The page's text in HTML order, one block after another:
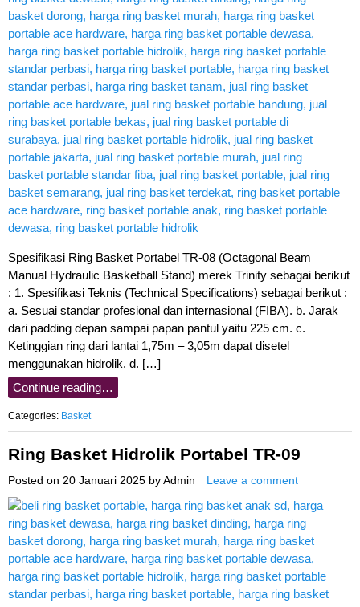
Spesifikasi Ring Basket Portabel TR-08 (Octagonal Beam
Manual Hydraulic Basketball Stand) merek Trinity sebagai berikut
: 1. Spesifikasi Teknis (Technical Specifications) sebagai berikut :
a. Sesuai standar profesional dan internasional (FIBA). b. Jarak
dari padding depan sampai papan pantul yaitu 225 cm. c.
Ketinggian ring dari lantai 1,75m – 3,05m dapat disetel
menggunakan hidrolik. d. […]
Continue reading…
Categories: Basket
Ring Basket Hidrolik Portabel TR-09
Posted on 20 Januari 2025 by Admin Leave a comment